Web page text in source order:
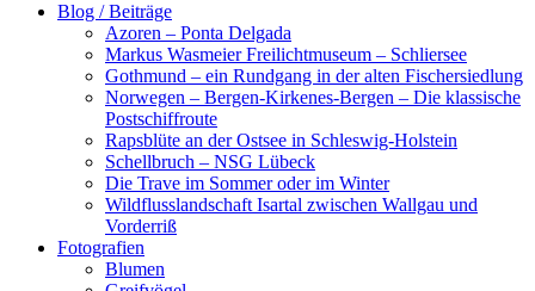
Blog / Beiträge
Azoren – Ponta Delgada
Markus Wasmeier Freilichtmuseum – Schliersee
Gothmund – ein Rundgang in der alten Fischersiedlung
Norwegen – Bergen-Kirkenes-Bergen – Die klassische
Postschiffroute
Rapsblüte an der Ostsee in Schleswig-Holstein
Schellbruch – NSG Lübeck
Die Trave im Sommer oder im Winter
Wildflusslandschaft Isartal zwischen Wallgau und
Vorderriß
Fotografien
Blumen